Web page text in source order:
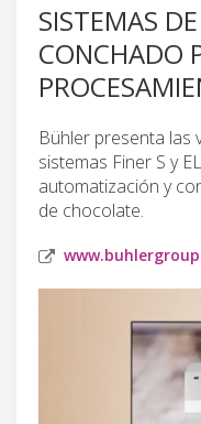
SISTEMAS
CONCHADO
Bühler presenta las
sistemas Finer S y
automatización y
de chocolate.